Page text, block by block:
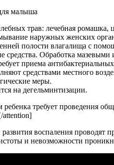
трав: лечебная ромашка,
наружных женских
полости влагалища с
средства. Обработка
приема
средствами местного
меры.
на дегельминтизации.
ребенка требует проведения
attention]
воспаления проводят
и невозможности